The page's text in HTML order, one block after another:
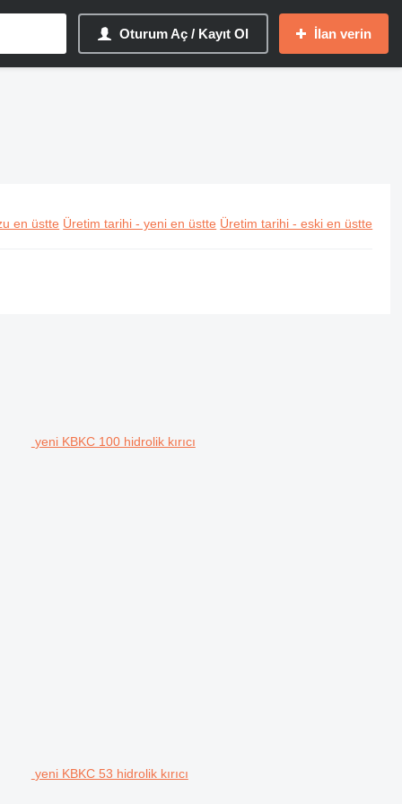
Oturum Aç / Kayıt Ol İlan verin
en üstte Üretim tarihi - yeni en üstte Üretim tarihi - eski en üstte
yeni KBKC 100 hidrolik kırıcı
yeni KBKC 53 hidrolik kırıcı